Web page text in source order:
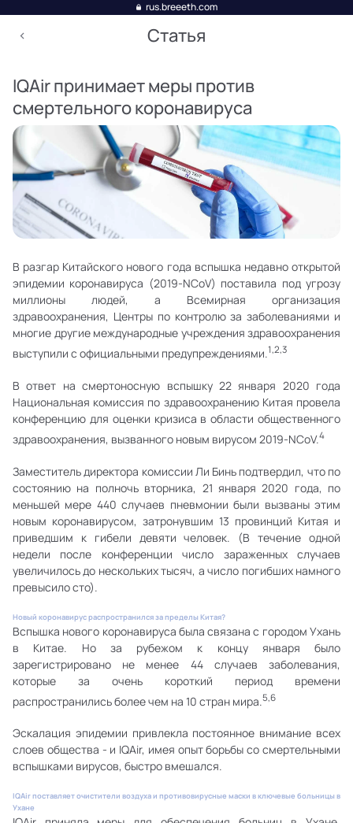
rus.breeeth.com
Статья
IQAir принимает меры против
смертельного коронавируса
В разгар Китайского нового года вспышка недавно открытой
эпидемии коронавируса (2019-NCoV) поставила под угрозу
миллионы людей, а Всемирная организация
здравоохранения, Центры по контролю за заболеваниями и
многие другие международные учреждения здравоохранения
выступили с официальными предупреждениями.1,2,3
В ответ на смертоносную вспышку 22 января 2020 года
Национальная комиссия по здравоохранению Китая провела
конференцию для оценки кризиса в области общественного
здравоохранения, вызванного новым вирусом 2019-NCoV.4
Заместитель директора комиссии Ли Бинь подтвердил, что по
состоянию на полночь вторника, 21 января 2020 года, по
меньшей мере 440 случаев пневмонии были вызваны этим
новым коронавирусом, затронувшим 13 провинций Китая и
приведшим к гибели девяти человек. (В течение одной
недели после конференции число зараженных случаев
увеличилось до нескольких тысяч, а число погибших намного
превысило сто).
Новый коронавирус распространился за пределы Китая?
Вспышка нового коронавируса была связана с городом Ухань
в Китае. Но за рубежом к концу января было
зарегистрировано не менее 44 случаев заболевания,
которые за очень короткий период времени
распространились более чем на 10 стран мира.5,6
Эскалация эпидемии привлекла постоянное внимание всех
слоев общества - и IQAir, имея опыт борьбы со смертельными
вспышками вирусов, быстро вмешался.
IQAir поставляет очистители воздуха и противовирусные маски в ключевые больницы в
Ухане